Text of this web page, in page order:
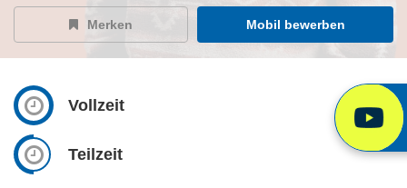
Merken Mobil bewerben
Vollzeit
Teilzeit